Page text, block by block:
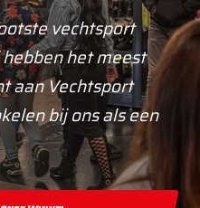
vechtsport
het meest
aan Vechtsport
bij ons als een